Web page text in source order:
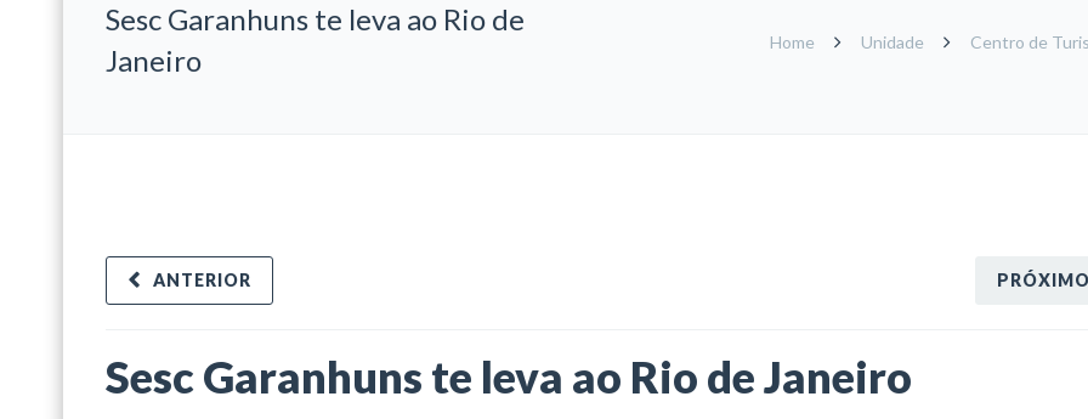
Sesc Garanhuns te leva ao Rio de
Janeiro
Home Unidade Centro de
PRÓXIMO
ANTERIOR
Sesc Garanhuns te leva ao Rio de Janeiro